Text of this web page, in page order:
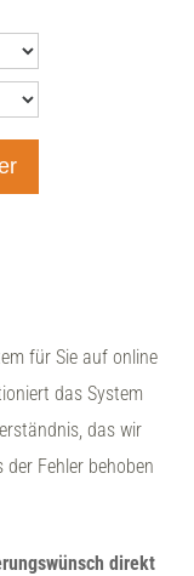
für Sie auf online
das System
das wir
Fehler behoben
direkt